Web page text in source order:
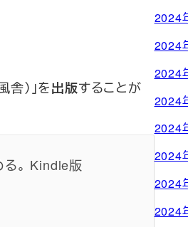
）」を出版することが
。 Kindle版
2024
2024
2024
2024
2024
2024
2024
2024